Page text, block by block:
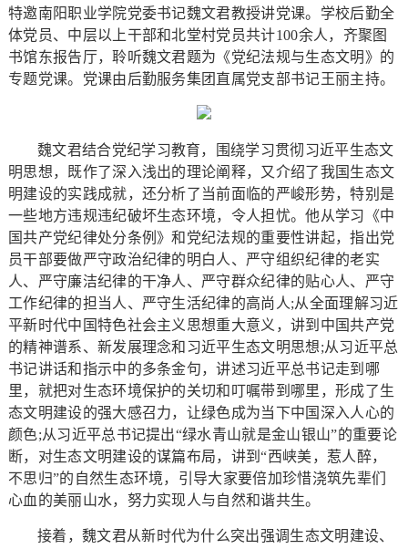
特邀南阳职业学院党委书记魏文君教授讲党课。学校后勤全
体党员、中层以上干部和北堂村党员共计100余人，齐聚图
书馆东报告厅，聆听魏文君题为《党纪法规与生态文明》的
专题党课。党课由后勤服务集团直属党支部书记王丽主持。
魏文君结合党纪学习教育，围绕学习贯彻习近平生态文
明思想，既作了深入浅出的理论阐释，又介绍了我国生态文
明建设的实践成就，还分析了当前面临的严峻形势，特别是
一些地方违规违纪破坏生态环境，令人担忧。他从学习《中
国共产党纪律处分条例》和党纪法规的重要性讲起，指出党
员干部要做严守政治纪律的明白人、严守组织纪律的老实
人、严守廉洁纪律的干净人、严守群众纪律的贴心人、严守
工作纪律的担当人、严守生活纪律的高尚人;从全面理解习近
平新时代中国特色社会主义思想重大意义，讲到中国共产党
的精神谱系、新发展理念和习近平生态文明思想;从习近平总
书记讲话和指示中的多条金句，讲述习近平总书记走到哪
里，就把对生态环境保护的关切和叮嘱带到哪里，形成了生
态文明建设的强大感召力，让绿色成为当下中国深入人心的
颜色;从习近平总书记提出“绿水青山就是金山银山”的重要论
断，对生态文明建设的谋篇布局，讲到“西峡美，惹人醉，
不思归”的自然生态环境，引导大家要倍加珍惜浇筑先辈们
心血的美丽山水，努力实现人与自然和谐共生。
接着，魏文君从新时代为什么突出强调生态文明建设、